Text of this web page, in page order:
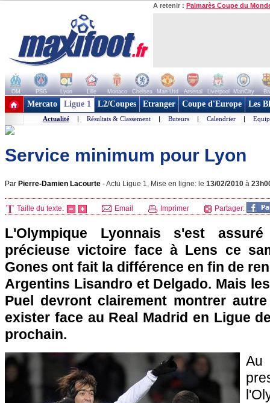
A retenir : Palmarès Coupe du
OM PSG Lyon Lille Monaco Chelsea Man Utd Arsenal Liverpool ManCity
+ de clubs
Mercato Ligue 1 L2/Coupes Etranger Coupe d'Europe Les
Actualité | Résultats & Classement | Buteurs | Calendrier |
Service minimum pour Lyon
Par Pierre-Damien Lacourte -Actu Ligue 1, Mise en ligne: le 13/02/2010 à
Taille du texte: Email Imprimer Partager:
L'Olympique Lyonnais s'est
précieuse victoire face à Lens ce
Gones ont fait la différence en fin de
Argentins Lisandro et Delgado. Mais
Puel devront clairement montrer
exister face au Real Madrid en Ligue
prochain.